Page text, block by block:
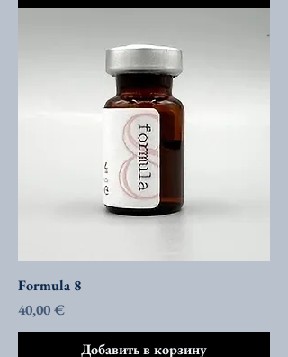
Formula 8
Цена
40,00 €
Добавить в корзину